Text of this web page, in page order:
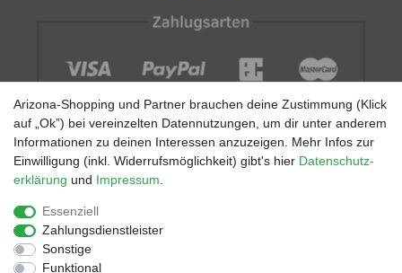
Impressum AGB Datenschutz
Arizona-Shopping und Partner brauchen deine Zustimmung (Klick
auf „Ok”) bei vereinzelten Datennutzungen, um dir unter anderem
Informationen zu deinen Interessen anzuzeigen. Mehr Infos zur
Einwilligung (inkl. Widerrufsmöglichkeit) gibt's hier Daten­schutz­
erklärung und Impressum
Essenziell
Zahlungsdienstleister
Sonstige
Funktional